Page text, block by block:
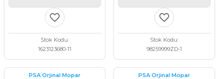
Stok Kodu
1623123680-11
Stok Kodu
98259999ZD-1
PSA Orjinal Mopar
PSA Orjinal Mopar